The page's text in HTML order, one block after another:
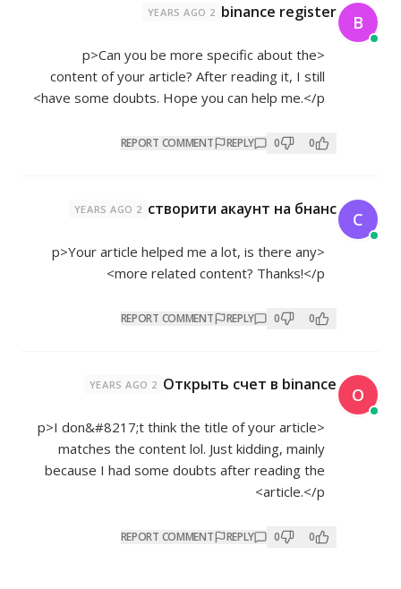
B
binance register
2 YEARS AGO
<p>Can you be more specific about the
content of your article? After reading it, I still
have some doubts. Hope you can help me.</p>
0
0
REPLY
REPORT COMMENT
С
створити акаунт на бнанс
2 YEARS AGO
<p>Your article helped me a lot, is there any
more related content? Thanks!</p>
0
0
REPLY
REPORT COMMENT
О
Открыть счет в binance
2 YEARS AGO
<p>I don&#8217;t think the title of your article
matches the content lol. Just kidding, mainly
because I had some doubts after reading the
article.</p>
0
0
REPLY
REPORT COMMENT